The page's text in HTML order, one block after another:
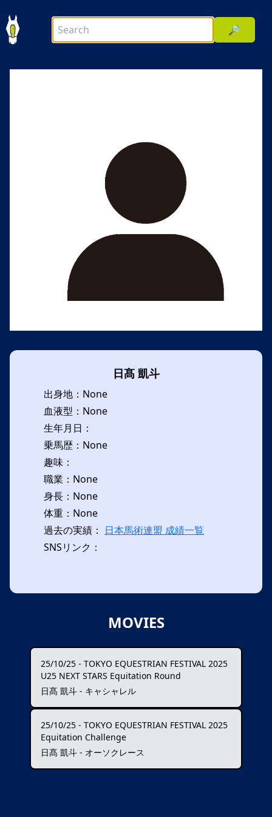
🔎
日髙 凱斗
出身地：None
血液型：None
生年月日：
乗馬歴：None
趣味：
職業：None
身長：None
体重：None
過去の実績： 日本馬術連盟 成績一覧
SNSリンク：
MOVIES
25/10/25 - TOKYO EQUESTRIAN FESTIVAL 2025
U25 NEXT STARS Equitation Round
日髙 凱斗 - キャシャレル
25/10/25 - TOKYO EQUESTRIAN FESTIVAL 2025
Equitation Challenge
日髙 凱斗 - オーソクレース